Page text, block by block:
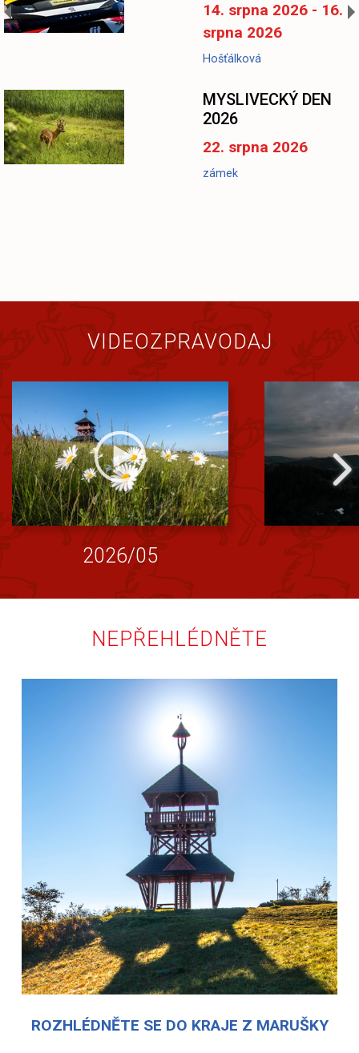
14. srpna 2026 - 16.
srpna 2026
Hošťálková
MYSLIVECKÝ DEN
2026
22. srpna 2026
zámek
VIDEOZPRAVODAJ
2026/05
NEPŘEHLÉDNĚTE
ROZHLÉDNĚTE SE DO KRAJE Z MARUŠKY